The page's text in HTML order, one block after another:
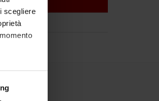
scegliere